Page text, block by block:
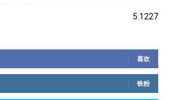
5.1227
喜欢
铁粉